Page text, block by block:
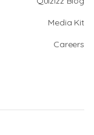
Media Kit
Careers